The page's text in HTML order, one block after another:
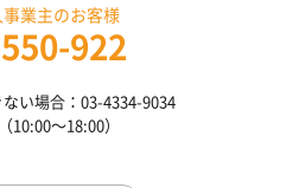
業主のお客様
922
い場合：03-4334-9034
10:00〜18:00）